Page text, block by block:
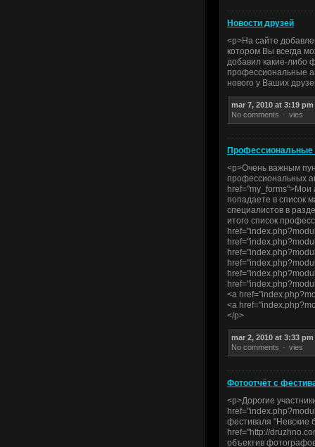
Новости друзей
<p>На сайте
котором Вы всегда
добавил какие-либо
профессиональные
нового у Ваших
mar 7, 2010 at 3:19 pm
No comments
vies
Профессиональные
<p>Очень важным
профессиональных
href="my_forms">Мои
попадаете в список
специалистов в
итого список
<a
<a
</p>
mar 2, 2010 at 3:33 pm
No comments
vies
Фотоотчёт с
<p>Дорогие
фестиваля "Невские
href="http://
объектив